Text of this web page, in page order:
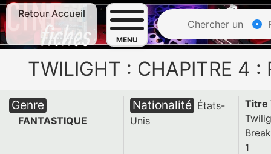
Retour Accueil
MENU
Chercher un
TWILIGHT : CHAPITRE 4 :
Genre
FANTASTIQUE
Nationalité États-
Unis
Titre
1